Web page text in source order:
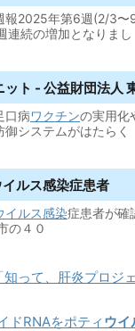
報2025年第6週(2/3〜
連続の増加となりまし
ト - 公益財団法人
口病ワクチンの実用化
システムがはたらく
ルス感染症患者
イルス感染症患者が確
の４０
って、肝炎プロジ
ドRNAをポティ ウイ